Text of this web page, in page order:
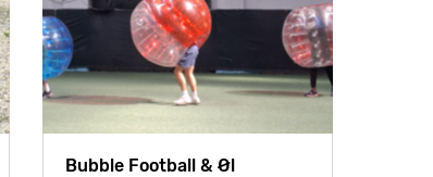
Bubble Football & Øl